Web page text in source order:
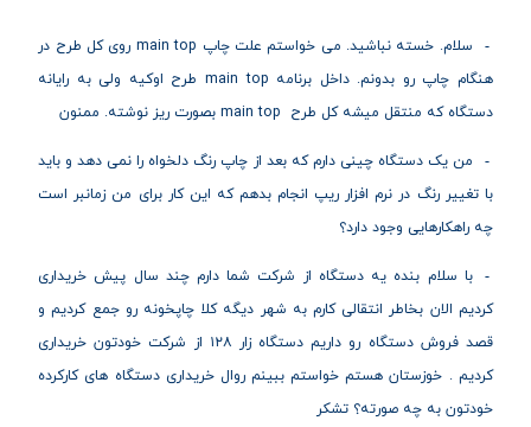
سلام. خسته نباشید. می خواستم علت چاپ main top روی کل طرح در
هنگام چاپ رو بدونم. داخل برنامه main top طرح اوکیه ولی به رایانه
دستگاه که منتقل میشه کل طرح main top بصورت ریز نوشته. ممنون
من یک دستگاه چینی دارم که بعد از چاپ رنگ دلخواه را نمی دهد و باید
با تغییر رنگ در نرم افزار ریپ انجام بدهم که این کار برای من زمانبر است
چه راهکارهایی وجود دارد؟
با سلام بنده یه دستگاه از شرکت شما دارم چند سال پیش خریداری
کردیم الان بخاطر انتقالی کارم به شهر دیگه کلا چاپخونه رو جمع کردیم و
قصد فروش دستگاه رو داریم دستگاه زار ۱۲۸ از شرکت خودتون خریداری
کردیم . خوزستان هستم خواستم ببینم روال خریداری دستگاه های کارکرده
خودتون به چه صورته؟ تشکر